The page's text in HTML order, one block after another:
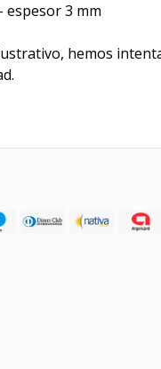
espesor 3 mm
hemos